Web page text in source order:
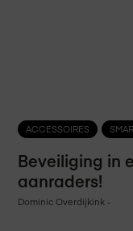
ACCESSOIRES
Beveiliging in
aanraders!
Dominic Overdijkink -